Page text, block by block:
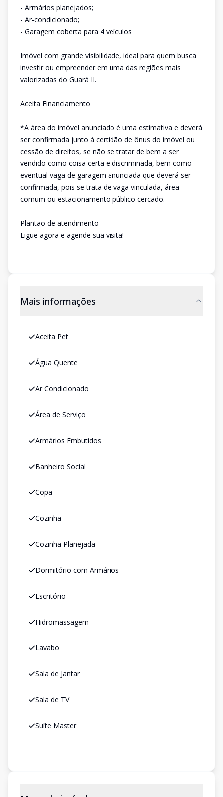
- Armários planejados;
- Ar-condicionado;
- Garagem coberta para 4 veículos
Imóvel com grande visibilidade, ideal para quem busca
investir ou empreender em uma das regiões mais
valorizadas do Guará II.
Aceita Financiamento
*A área do imóvel anunciado é uma estimativa e deverá
ser confirmada junto à certidão de ônus do imóvel ou
cessão de direitos, se não se tratar de bem a ser
vendido como coisa certa e discriminada, bem como
eventual vaga de garagem anunciada que deverá ser
confirmada, pois se trata de vaga vinculada, área
comum ou estacionamento público cercado.
Plantão de atendimento
Ligue agora e agende sua visita!
Mais informações
Aceita Pet
Água Quente
Ar Condicionado
Área de Serviço
Armários Embutidos
Banheiro Social
Copa
Cozinha
Cozinha Planejada
Dormitório com Armários
Escritório
Hidromassagem
Lavabo
Sala de Jantar
Sala de TV
Suíte Master